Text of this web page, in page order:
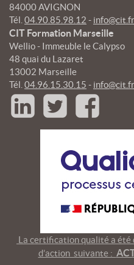
84000 AVIGNON
Tél. 04.90.85.98.12 - info@cit.fr
CIT Formation Marseille
Wellio - Immeuble le Calypso
48 quai du Lazaret
13002 Marseille
Tél. 04.96.15.30.15 - info@cit.fr
La certification qualité a
d’action suivante :